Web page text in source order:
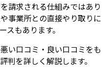
請求される仕組みではあり
事業所との直接やり取りに
スもあります。
い口コミ・良い口コミをも
判を詳しく解説します。